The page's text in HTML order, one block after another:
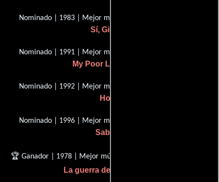
Nominado | 1983 | Mejor música, canción original
Sí, Giorgio
Nominado | 1991 | Mejor música, canción original
My Poor Little Angel
Nominado | 1992 | Mejor música, canción original
Hook
Nominado | 1996 | Mejor música, canción original
Sabrina
🏆 Ganador | 1978 | Mejor música, Puntuación original
La guerra de las galaxias